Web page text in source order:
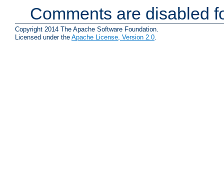
Comments are disabled
Copyright 2014 The Apache Software Foundation.
Licensed under the Apache License, Version 2.0.